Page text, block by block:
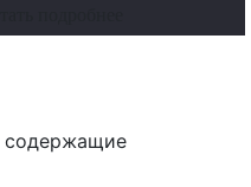
содержащие